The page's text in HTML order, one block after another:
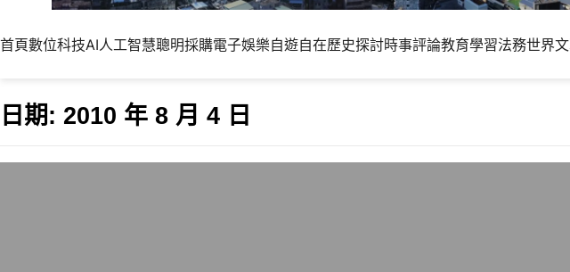
首頁數位科技AI人工智慧聰明採購電子娛樂自遊自在歷史探討時事評論教育學習法務世界
日期: 2010 年 8 月 4 日